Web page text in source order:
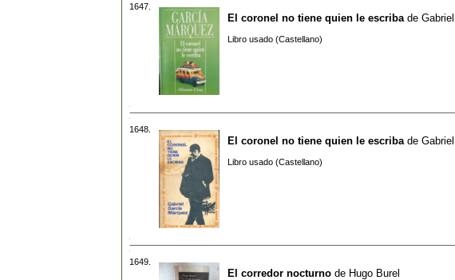
1647.
El coronel no tiene quien le escriba de
Libro usado (Castellano)
1648.
El coronel no tiene quien le escriba de
Libro usado (Castellano)
1649.
El corredor nocturno de Hugo Burel